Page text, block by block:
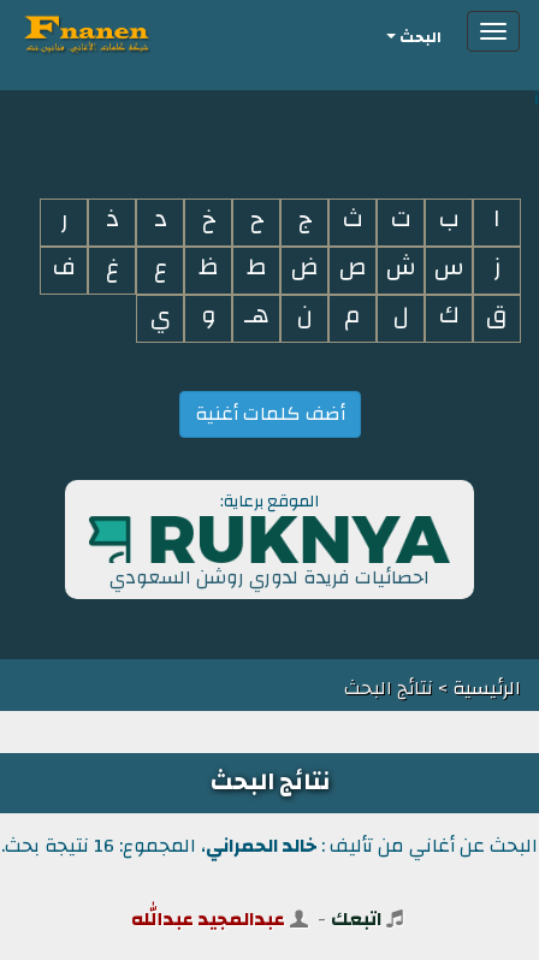
i
Toggleالبحث
ا ب ت ث ج ح خ د ذ
ر
ز
س ش ص ض ط ظ ع غ
ف
ق
ك ل م ن هـ و ي
أضف كلمات أغنية
الموقع برعاية:
احصائيات فريدة لدوري روشن السعودي
الرئيسية> نتائج البحث
نتائج البحث
البحث عن أغاني من تأليف :خالد الحمراني، المجموع: 16 نتيجة بحث.
اتبعك - عبدالمجيد عبدالله